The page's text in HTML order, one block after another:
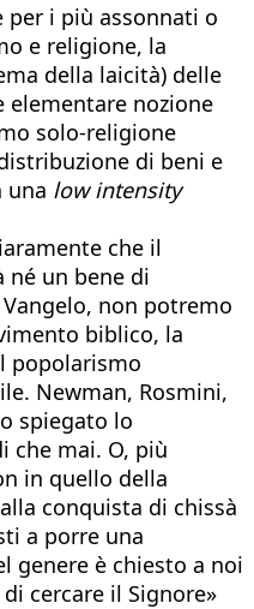
per i più assonnati o
e religione, la
della laicità) delle
elementare nozione
solo-religione
di beni e
una low intensity
che il
né un bene di
non potremo
biblico, la
popolarismo
Newman, Rosmini,
spiegato lo
che mai. O, più
in quello della
conquista di chissà
a porre una
genere è chiesto a noi
cercare il Signore»